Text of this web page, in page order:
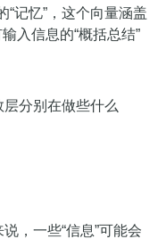
“记忆”，这个向量涵盖
入信息的“概括总结”
分别在做些什么
，一些“信息”可能会